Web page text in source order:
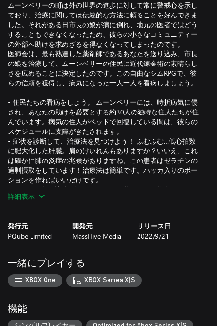
ムーンベリーの町は外の世界の進歩に対して常に警戒心を示し
ており、治療に関しては伝統的な方法に頼ることを好んできま
した。それがある日市長の娘が病に倒れ、地元の医者ではどう
することもできなくなったため、彼らの小さなコミュニティー
の外部へ助けを求めざるを得なくなってしまったのです。
医師会は、最も熟達した薬剤師であるあなたを送り込み、市長
の娘を治療して、ムーンベリーの住民に近代錬金術の素晴らし
さを広めることに決定したのです。この自由なシムRPGで、彼
らの信頼を獲得し、病気になった一人一人を看病しましょう。
• 住民たちの看病をしよう。 ムーンベリーには、時折病気に侵
され、あなたの助けを必要とする約30人の独特な住人たちが住
んでいます。病気の住人がベッドで回復している間は、彼らの
スケジュールに支障がきたされます。
• 症状を診断して、治療法を見つけよう！ ふむふむ…低心拍数
に肥大化した肝臓。肩のけいれんもありますか？いいえ、これ
は確かに肺の炎症の兆候がありますね。この患者はゼラチンの
過剰摂取をしています！治療法は簡単です。ハッカ入りのポー
ションを作ればいいだけです。
• ワールド内で材料を集めよう。 どの薬、または軟膏にするか
を決定したら、道具を使って周辺環境から材料を収集しましょ
気を付けましょう！大雨に見舞われたり、凍えるような猛吹
雪、または砂漠のジリジリとした暑さに遭遇することがあるか
• 素材を求め、厄介なモンスターに立ち向かおう。時には素材
収集がベリー摘みのような簡単作業にならず、頼りになる道具
を武器に変え、周辺の自然の中をうろつくモンスターから素材
を手に入れなければいけない時もあります。戦闘はリアルタイ
または対戦相手に状態異常を引き起こさせたり、自分を役立た
せる様々な道具を強くする色々な調合薬を作ることができま
詳細表示
発行元
PQube Limited
開発元
MassHive Media
リリース日
2022/9/21
一緒にプレイする
XBOX One XBOX Series X|S
機能